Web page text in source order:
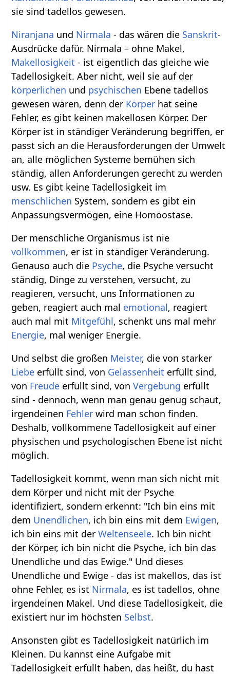
sie sind tadellos gewesen.
Niranjana und Nirmala - das wären die Sanskrit-
Ausdrücke dafür. Nirmala – ohne Makel,
Makellosigkeit - ist eigentlich das gleiche wie
Tadellosigkeit. Aber nicht, weil sie auf der
körperlichen und psychischen Ebene tadellos
gewesen wären, denn der Körper hat seine
Fehler, es gibt keinen makellosen Körper. Der
Körper ist in ständiger Veränderung begriffen, er
passt sich an die Herausforderungen der Umwelt
an, alle möglichen Systeme bemühen sich
ständig, allen Anforderungen gerecht zu werden
usw. Es gibt keine Tadellosigkeit im
menschlichen System, sondern es gibt ein
Anpassungsvermögen, eine Homöostase.
Der menschliche Organismus ist nie
vollkommen, er ist in ständiger Veränderung.
Genauso auch die Psyche, die Psyche versucht
ständig, Dinge zu verstehen, versucht, zu
reagieren, versucht, uns Informationen zu
geben, reagiert auch mal emotional, reagiert
auch mal mit Mitgefühl, schenkt uns mal mehr
Energie, mal weniger Energie.
Und selbst die großen Meister, die von starker
Liebe erfüllt sind, von Gelassenheit erfüllt sind,
von Freude erfüllt sind, vonVergebung erfüllt
sind - dennoch, wenn man genau genug schaut,
irgendeinen Fehler wird man schon finden.
Deshalb, vollkommene Tadellosigkeit auf einer
physischen und psychologischen Ebene ist nicht
möglich.
Tadellosigkeit kommt, wenn man sich nicht mit
dem Körper und nicht mit der Psyche
identifiziert, sondern erkennt: "Ich bin eins mit
dem Unendlichen, ich bin eins mit dem Ewigen,
ich bin eins mit derWeltenseele. Ich bin nicht
der Körper, ich bin nicht die Psyche, ich bin das
Unendliche und das Ewige." Und dieses
Unendliche und Ewige - das ist makellos, das ist
ohne Fehler, es ist Nirmala, es ist tadellos, ohne
irgendeinen Makel. Und diese Tadellosigkeit, die
existiert nur im höchsten Selbst.
Ansonsten gibt es Tadellosigkeit natürlich im
Kleinen. Du kannst eine Aufgabe mit
Tadellosigkeit erfüllt haben, das heißt, du hast